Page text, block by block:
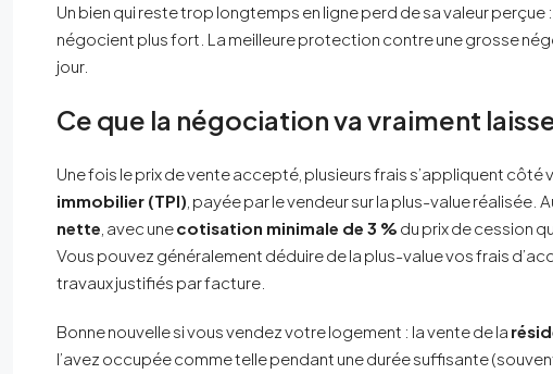
Un bien qui reste trop longtemps en ligne perd de sa valeur
négocient plus fort. La meilleure protection contre une grosse
jour.
Ce que la négociation va vraiment
Une fois le prix de vente accepté, plusieurs frais s’appliquent côté
immobilier (TPI) , payée par le vendeur sur la plus-value réalisée.
nette , avec unecotisation minimale de 3 % du prix de cession
Vous pouvez généralement déduire de la plus-value vos frais
travaux justifiés par facture.
Bonne nouvelle si vous vendez votre logement : la vente de la
l’avez occupée comme telle pendant une durée suffisante